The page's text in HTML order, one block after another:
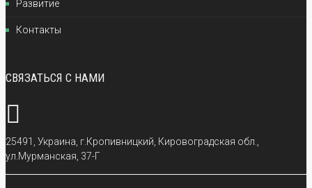
Развитие
Контакты
СВЯЗАТЬСЯ С НАМИ
25491, Украина, г.Кропивницкий, Кировоградская обл.,
ул.Мурманская, 37-Г